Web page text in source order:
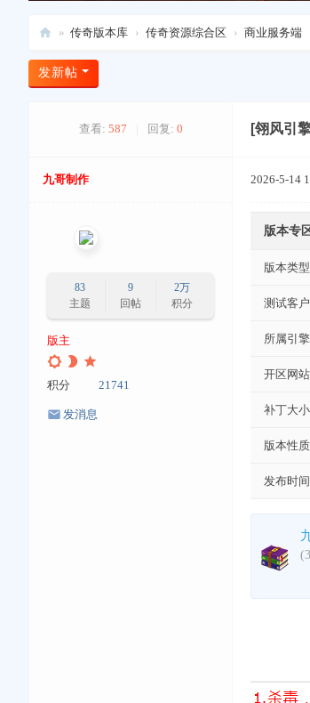
爱
上
» 传奇版本库 › 传奇资源综合区 › 商业服务端
发新帖
查看: 587 回复: 0 [翎风引
九哥制作
83
主题
9
回帖
2万
积分
版主
积分 21741
发消息
2026-5-14
版本专
版本类
测试客
所属引
开区网
补丁大
版本性
发布时